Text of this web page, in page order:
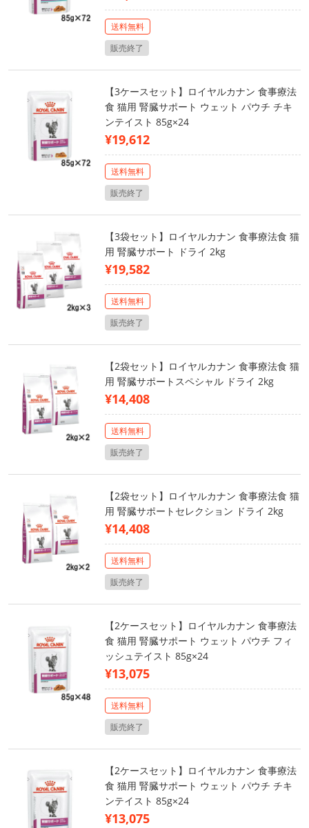
送料無料
販売終了
【3ケースセット】ロイヤルカナン 食事療法
食 猫用 腎臓サポート ウェット パウチ チキ
ンテイスト 85g×24
¥19,612
送料無料
販売終了
【3袋セット】ロイヤルカナン 食事療法食 猫
用 腎臓サポート ドライ 2kg
¥19,582
送料無料
販売終了
【2袋セット】ロイヤルカナン 食事療法食 猫
用 腎臓サポートスペシャル ドライ 2kg
¥14,408
送料無料
販売終了
【2袋セット】ロイヤルカナン 食事療法食 猫
用 腎臓サポートセレクション ドライ 2kg
¥14,408
送料無料
販売終了
【2ケースセット】ロイヤルカナン 食事療法
食 猫用 腎臓サポート ウェット パウチ フィ
ッシュテイスト 85g×24
¥13,075
送料無料
販売終了
【2ケースセット】ロイヤルカナン 食事療法
食 猫用 腎臓サポート ウェット パウチ チキ
ンテイスト 85g×24
¥13,075